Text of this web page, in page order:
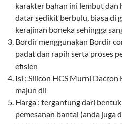
karakter bahan ini lembut dan
datar sedikit berbulu, biasa di
kerajinan boneka sehingga
Bordir menggunakan Bordir
padat dan rapih serta proses
efisien
Isi : Silicon HCS Murni
majun dll
Harga : tergantung dari
pemesanan bantal (anda juga